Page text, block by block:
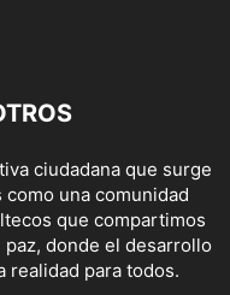
ciudadana que surge
una comunidad
que compartimos
paz, donde el desarrollo
realidad para todos.